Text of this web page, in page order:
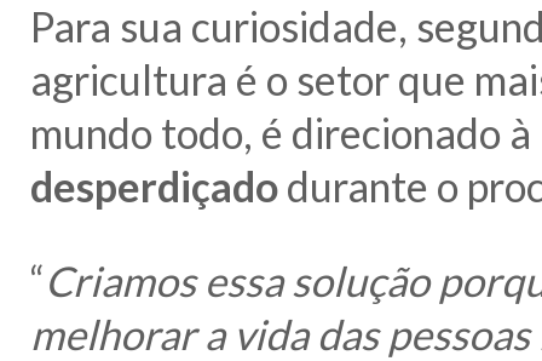
Para sua curiosidade,
agricultura é o setor que
mundo todo, é direcionado
desperdiçadodurante o
“Criamos essa solução
melhorar a vida das